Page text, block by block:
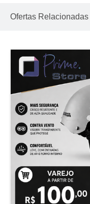
Ofertas Relacionadas